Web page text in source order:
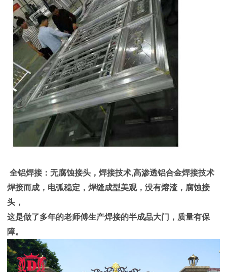
全铝焊接：无腐蚀接头，焊接技术,高渗透铝合金焊接技术
焊接而成，电弧稳定，焊缝成型美观，没有熔渣，腐蚀接
头，
这是做了多年的老师傅生产焊接的半成品大门，质量有保
障。